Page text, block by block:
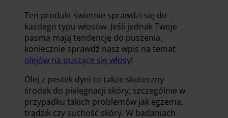
Ten produkt świetnie sprawdzi się do
każdego typu włosów. Jeśli jednak Twoje
pasma mają tendencję do puszenia,
koniecznie sprawdź nasz wpis na temat
olejów na puszące się włosy!
Olej z pestek dyni to także skuteczny
środek do pielęgnacji skóry, szczególnie w
przypadku takich problemów jak egzema,
trądzik czy suchość skóry. W badaniach